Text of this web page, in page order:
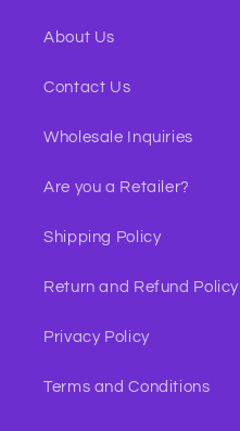
About Us
Contact Us
Wholesale Inquiries
Are you a Retailer?
Shipping Policy
Return and Refund Policy
Privacy Policy
Terms and Conditions